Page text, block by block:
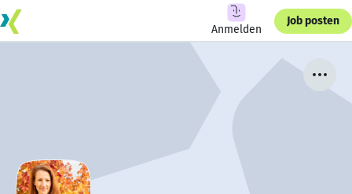
Anmelden
Job posten